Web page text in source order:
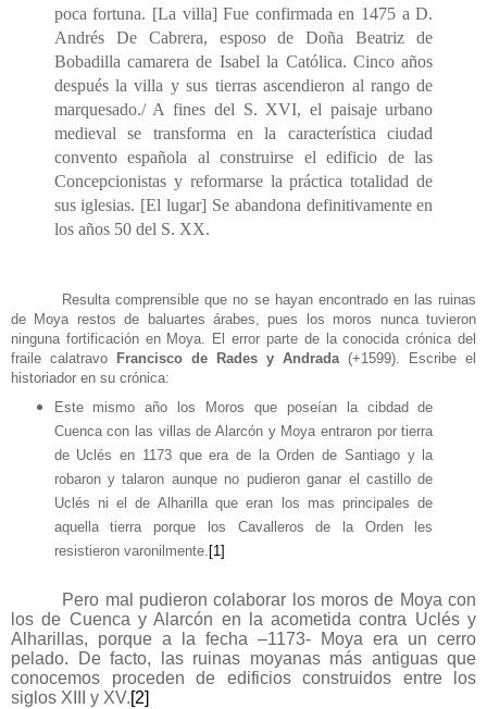
poca fortuna. [La villa] Fue confirmada en 1475 a D.
Andrés De Cabrera, esposo de Doña Beatriz de
Bobadilla camarera de Isabel la Católica. Cinco años
después la villa y sus tierras ascendieron al rango de
marquesado./ A fines del S. XVI, el paisaje urbano
medieval se transforma en la característica ciudad
convento española al construirse el edificio de las
Concepcionistas y reformarse la práctica totalidad de
sus iglesias. [El lugar] Se abandona definitivamente en
los años 50 del S. XX.
Resulta comprensible que no se hayan encontrado en las ruinas
de Moya restos de baluartes árabes, pues los moros nunca tuvieron
ninguna fortificación en Moya. El error parte de laconocida crónica del
fraile calatravo Francisco de Rades y Andrada (+1599). Escribe el
historiador en su crónica:
Este mismo año los Moros que poseían la cibdad de
Cuenca con las villas de Alarcón y Moya entraron por tierra
de Uclés en 1173 que era de la Orden de Santiago y la
robaron y talaron aunque no pudieron ganar el castillo de
Uclés ni el de Alharilla que eran los mas principales de
aquella tierra porque los Cavalleros de la Orden les
resistieron varonilmente. [1]
Pero mal pudieron colaborar los moros de Moya con
los de Cuenca y Alarcón en la acometida contra Uclés y
Alharillas, porque a la fecha –1173- Moya era un cerro
pelado. De facto, las ruinas moyanas más antiguas que
conocemos proceden de edificios construidos entre los
siglos XIII y XV.[2]